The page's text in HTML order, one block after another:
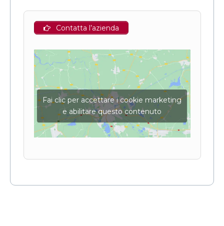
Contatta l’azienda
Fai clic per accettare i cookie marketing
e abilitare questo contenuto